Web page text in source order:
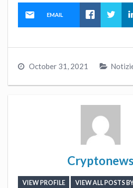
EMAIL
October 31, 2021
Cryptonews
VIEW PROFILE VIEW ALL POSTS